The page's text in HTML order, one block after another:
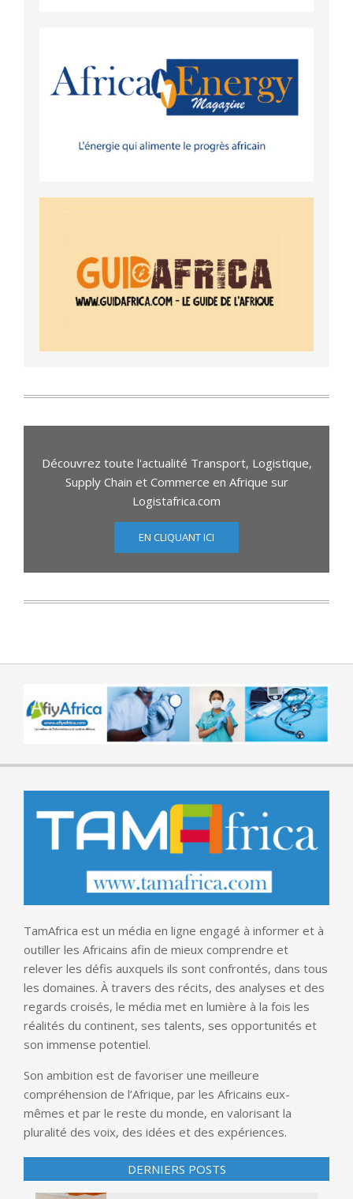
Découvrez toute l'actualité Transport, Logistique,
Supply Chain et Commerce en Afrique sur
Logistafrica.com
EN CLIQUANT ICI
TamAfrica est un média en ligne engagé à informer et à
outiller les Africains afin de mieux comprendre et
relever les défis auxquels ils sont confrontés, dans tous
les domaines. À travers des récits, des analyses et des
regards croisés, le média met en lumière à la fois les
réalités du continent, ses talents, ses opportunités et
son immense potentiel.
Son ambition est de favoriser une meilleure
compréhension de l’Afrique, par les Africains eux-
mêmes et par le reste du monde, en valorisant la
pluralité des voix, des idées et des expériences.
DERNIERS POSTS